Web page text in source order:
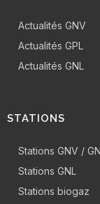
Actualités GNV
Actualités GPL
Actualités GNL
STATIONS
Stations GNV /
Stations GNL
Stations biogaz